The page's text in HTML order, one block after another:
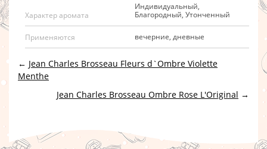
Характер аромата
Индивидуальный,
Благородный, Утонченный
Применяются вечерние, дневные
← Jean Charles Brosseau Fleurs d`Ombre Violette
Menthe
Jean Charles Brosseau Ombre Rose L'Original →